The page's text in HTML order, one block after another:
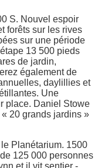
S. Nouvel espoir
forêts sur les rives
sur une période
13 500 pieds
de jardin,
également de
daylillies et
Une
place. Daniel Stowe
20 grands jardins »
Planétarium. 1500
125 000 personnes
et il vit sentier -